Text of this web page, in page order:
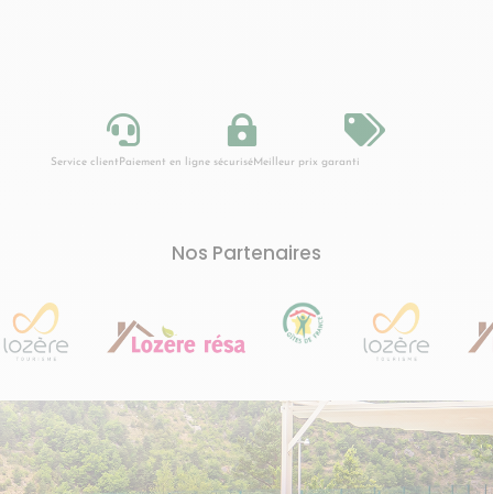
  
Service client Paiement en ligne sécuriséMeilleur prix garanti
Nos Partenaires